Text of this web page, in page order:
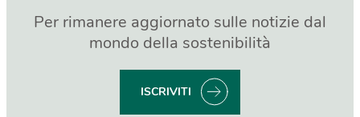
Per rimanere aggiornato sulle notizie dal
mondo della sostenibilità
ISCRIVITI